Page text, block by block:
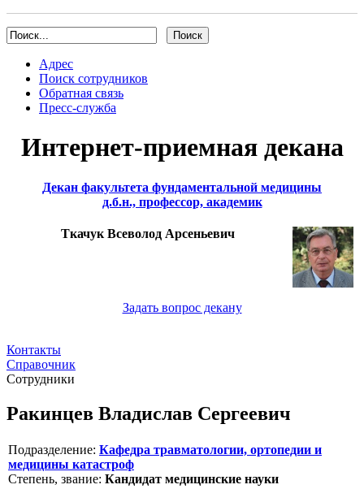
Адрес
Поиск сотрудников
Обратная связь
Пресс-служба
Интернет-приемная декана
Декан факультета фундаментальной медицины
д.б.н., профессор, академик
Ткачук Всеволод Арсеньевич
Задать вопрос декану
Контакты
Справочник
Сотрудники
Ракинцев Владислав Сергеевич
Подразделение: Кафедра травматологии, ортопедии и
медицины катастроф
Степень, звание: Кандидат медицинские науки